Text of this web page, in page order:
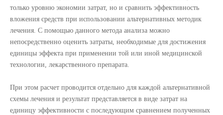
только уровню экономии затрат, но и сравнить эффективность
вложения средств при использовании альтернативных методик
лечения. С помощью данного метода анализа можно
непосредственно оценить затраты, необходимые для достижения
единицы эффекта при применении той или иной медицинской
технологии, лекарственного препарата.
При этом расчет проводится отдельно для каждой альтернативной
схемы лечения и результат представляется в виде затрат на
единицу эффективности с последующим сравнением полученных